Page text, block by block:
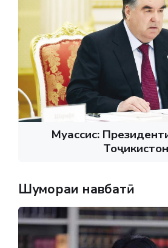
Муассис:
Тоҷикистон
Шумораи навбатӣ